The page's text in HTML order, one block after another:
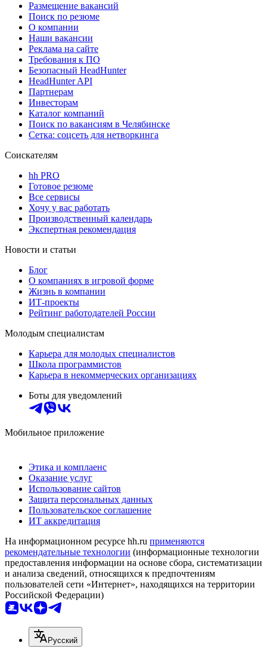
Размещение вакансий
Поиск по резюме
О компании
Наши вакансии
Реклама на сайте
Требования к ПО
Безопасный HeadHunter
HeadHunter API
Партнерам
Инвесторам
Каталог компаний
Поиск по вакансиям в Челябинске
Сетка: соцсеть для нетворкинга
Соискателям
hh PRO
Готовое резюме
Все сервисы
Хочу у вас работать
Производственный календарь
Экспертная рекомендация
Новости и статьи
Блог
О компаниях в игровой форме
Жизнь в компании
ИТ-проекты
Рейтинг работодателей России
Молодым специалистам
Карьера для молодых специалистов
Школа программистов
Карьера в некоммерческих организациях
Боты для уведомлений
Мобильное приложение
Этика и комплаенс
Оказание услуг
Использование сайтов
Защита персональных данных
Пользовательское соглашение
ИТ аккредитация
На информационном ресурсе hh.ru применяются
рекомендательные технологии (информационные технологии
предоставления информации на основе сбора, систематизации
и анализа сведений, относящихся к предпочтениям
пользователей сети «Интернет», находящихся на территории
Российской Федерации)
Русский